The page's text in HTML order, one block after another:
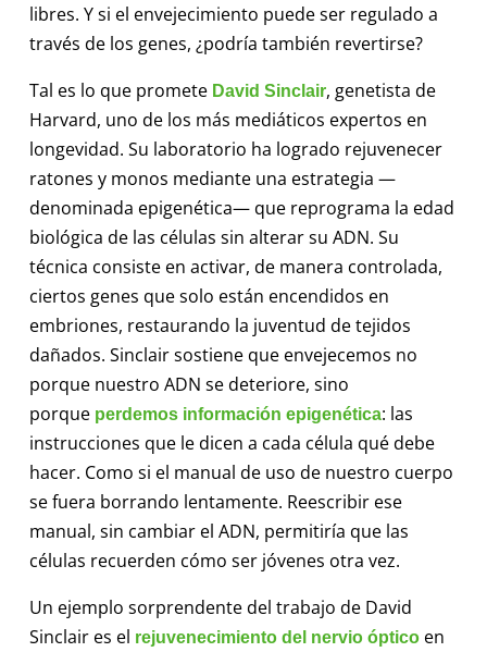
libres. Y si el envejecimiento puede ser regulado a
través de los genes, ¿podría también revertirse?
Tal es lo que promete David Sinclair, genetista de
Harvard, uno de los más mediáticos expertos en
longevidad. Su laboratorio ha logrado rejuvenecer
ratones y monos mediante una estrategia —
denominada epigenética— que reprograma la edad
biológica de las células sin alterar su ADN. Su
técnica consiste en activar, de manera controlada,
ciertos genes que solo están encendidos en
embriones, restaurando la juventud de tejidos
dañados. Sinclair sostiene que envejecemos no
porque nuestro ADN se deteriore, sino
porque perdemos información epigenética: las
instrucciones que le dicen a cada célula qué debe
hacer. Como si el manual de uso de nuestro cuerpo
se fuera borrando lentamente. Reescribir ese
manual, sin cambiar el ADN, permitiría que las
células recuerden cómo ser jóvenes otra vez.
Un ejemplo sorprendente del trabajo de David
Sinclair es el rejuvenecimiento del nervio ópticoen